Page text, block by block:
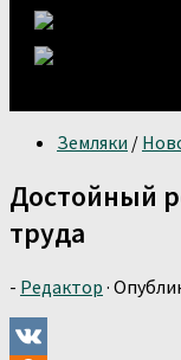
Земляки /
Достойный
труда
- Редактор ·